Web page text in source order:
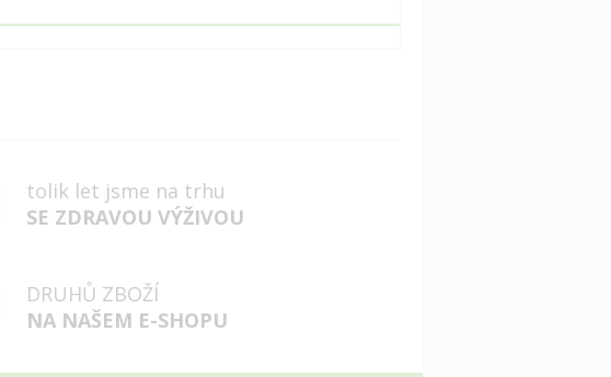
tolik let jsme na trhu
SE ZDRAVOU VÝŽIVOU
DRUHŮ ZBOŽÍ
NA NAŠEM E-SHOPU